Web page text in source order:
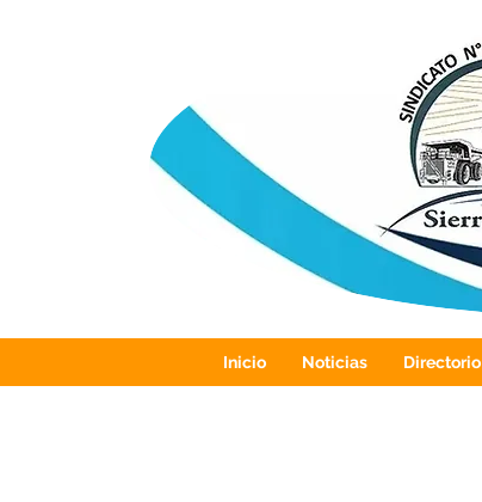
Inicio Noticias Directorio